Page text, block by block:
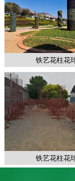
铁艺花柱花
铁艺花柱花